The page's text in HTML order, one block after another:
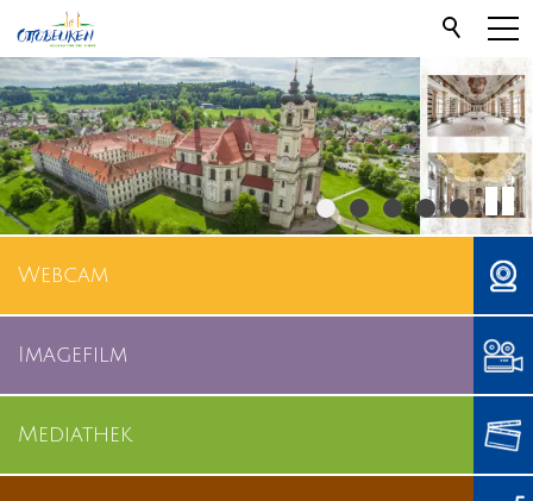
Webcam
Imagefilm
Mediathek